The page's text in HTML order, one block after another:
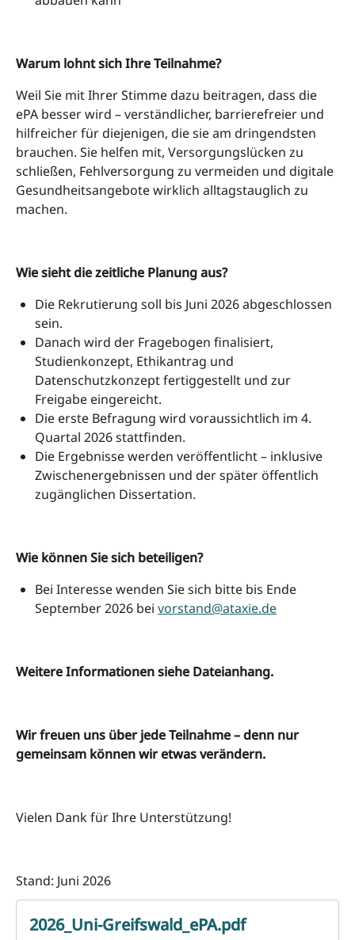
Warum lohnt sich Ihre Teilnahme?
Weil Sie mit Ihrer Stimme dazu beitragen, dass die
ePA besser wird – verständlicher, barrierefreier und
hilfreicher für diejenigen, die sie am dringendsten
brauchen. Sie helfen mit, Versorgungslücken zu
schließen, Fehlversorgung zu vermeiden und digitale
Gesundheitsangebote wirklich alltagstauglich zu
machen.
Wie sieht die zeitliche Planung aus?
Die Rekrutierung soll bis Juni 2026 abgeschlossen
sein.
Danach wird der Fragebogen finalisiert,
Studienkonzept, Ethikantrag und
Datenschutzkonzept fertiggestellt und zur
Freigabe eingereicht.
Die erste Befragung wird voraussichtlich im 4.
Quartal 2026 stattfinden.
Die Ergebnisse werden veröffentlicht – inklusive
Zwischenergebnissen und der später öffentlich
zugänglichen Dissertation.
Wie können Sie sich beteiligen?
Bei Interesse wenden Sie sich bitte bis Ende
September 2026 bei vorstand@ataxie.de
Weitere Informationen siehe Dateianhang.
Wir freuen uns über jede Teilnahme – denn nur
gemeinsam können wir etwas verändern.
Vielen Dank für Ihre Unterstützung!
Stand: Juni 2026
2026_Uni-Greifswald_ePA.pdf